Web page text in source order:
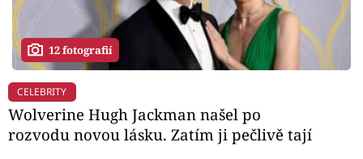
12 fotografií
CELEBRITY
Wolverine Hugh Jackman našel po
rozvodu novou lásku. Zatím ji pečlivě tají